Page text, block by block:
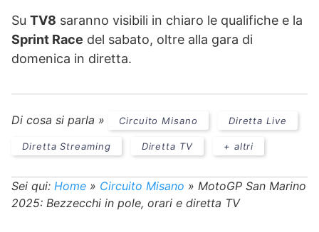
Su TV8 saranno visibili in chiaro le qualifiche e la
Sprint Race del sabato, oltre alla gara di
domenica in diretta.
Di cosa si parla » Circuito Misano Diretta Live
Diretta Streaming Diretta TV + altri
Sei qui: Home » Circuito Misano » MotoGP San Marino
2025: Bezzecchi in pole, orari e diretta TV